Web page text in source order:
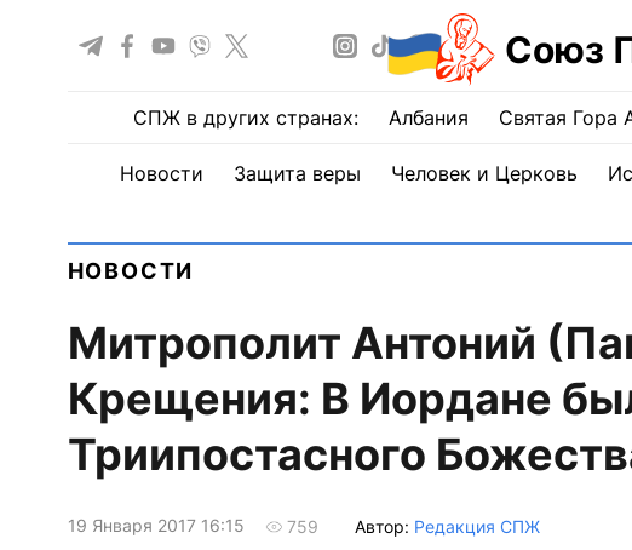
Союз
СПЖ в других странах: Албания Святая Гора
Новости Защита веры Человек и Церковь
НОВОСТИ
Митрополит Антоний
Крещения: В Иордане
Триипостасного
19 Января 2017 16:15 759 Автор: Редакция СПЖ